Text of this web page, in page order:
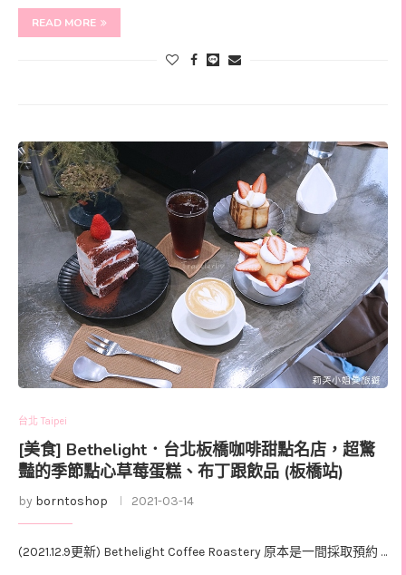
READ MORE
台北 Taipei
[美食] Bethelight．台北板橋咖啡甜點名店，超驚
豔的季節點心草莓蛋糕、布丁跟飲品 (板橋站)
by borntoshop 2021-03-14
(2021.12.9更新) Bethelight Coffee Roastery 原本是一間採取預約 …